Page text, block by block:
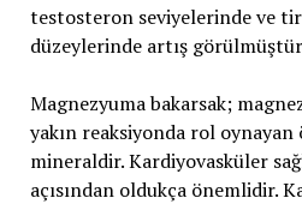
testosteron seviyelerinde ve
düzeylerinde artış
Magnezyuma bakarsak;
yakın reaksiyonda rol
mineraldir. Kardiyovasküler
açısından oldukça önemlidir.